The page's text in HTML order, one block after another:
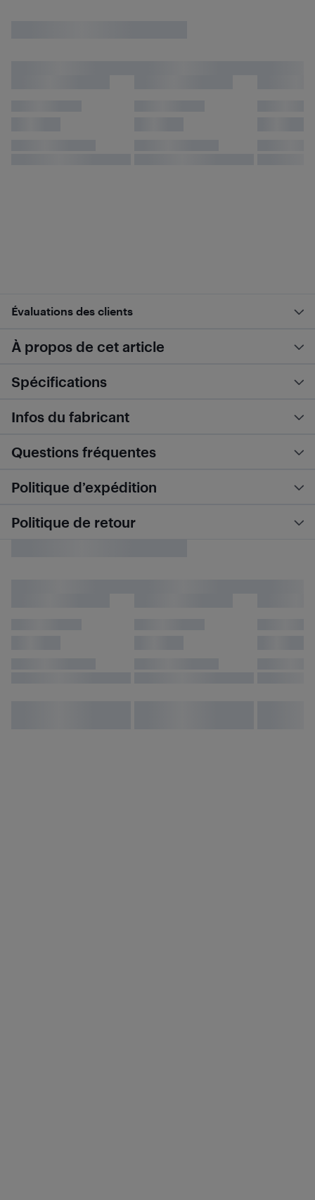
Évaluations des clients
À propos de cet article
Spécifications
Infos du fabricant
Questions fréquentes
Politique d’expédition
Politique de retour